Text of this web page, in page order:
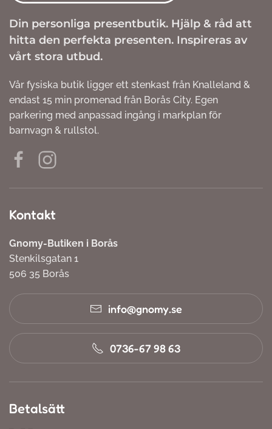
Din personliga presentbutik. Hjälp & råd att
hitta den perfekta presenten. Inspireras av
vårt stora utbud.
Vår fysiska butik ligger ett stenkast från Knalleland &
endast 15 min promenad från Borås City. Egen
parkering med anpassad ingång i markplan för
barnvagn & rullstol.
Kontakt
Gnomy-Butiken i Borås
Stenkilsgatan 1
506 35 Borås
info@gnomy.se
0736-67 98 63
Betalsätt